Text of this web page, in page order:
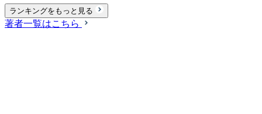
ランキングをもっと見る
著者一覧はこちら